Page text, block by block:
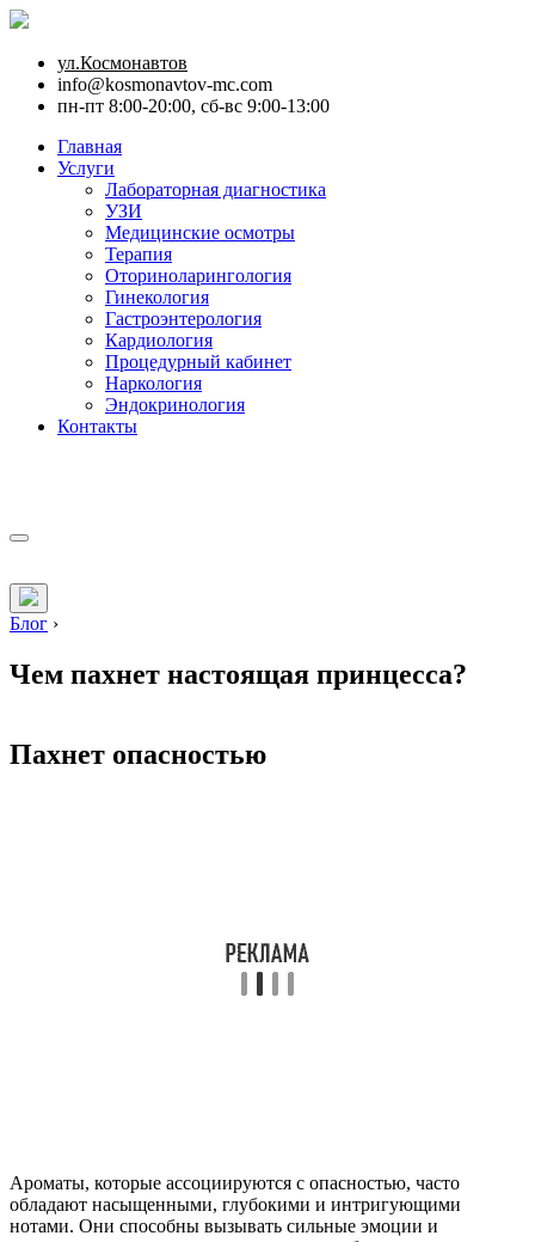
ул.Космонавтов
info@kosmonavtov-mc.com
пн-пт 8:00-20:00, сб-вс 9:00-13:00
Главная
Услуги
Лабораторная диагностика
УЗИ
Медицинские осмотры
Терапия
Оториноларингология
Гинекология
Гастроэнтерология
Кардиология
Процедурный кабинет
Наркология
Эндокринология
Контакты
Блог ›
Чем пахнет настоящая принцесса?
Пахнет опасностью
Ароматы, которые ассоциируются с опасностью, часто
обладают насыщенными, глубокими и интригующими
нотами. Они способны вызывать сильные эмоции и